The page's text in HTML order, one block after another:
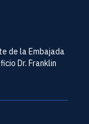
de la Embajada
Dr. Franklin